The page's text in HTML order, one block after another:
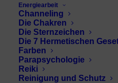
Energiearbeit
Channeling
Die Chakren
Die Sternzeichen
Die 7 Hermetischen
Farben
Parapsychologie
Reiki
Reinigung und Schutz
Gold